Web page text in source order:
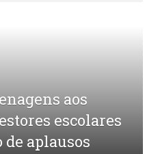
aos
escolares
de aplausos